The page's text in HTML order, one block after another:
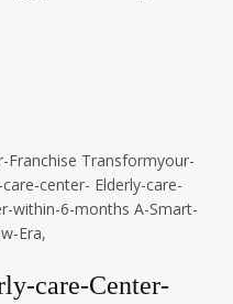
Franchise Transformyour-
center- Elderly-care-
within-6-months A-Smart-
Era,
care-Center-